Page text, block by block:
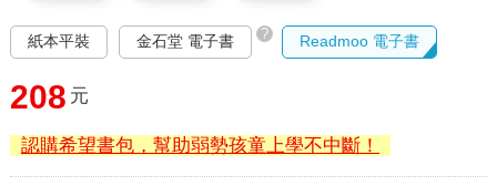
紙本平裝 金石堂 電子書 ? Readmoo 電子書
208 元
認購希望書包，幫助弱勢孩童上學不中斷！